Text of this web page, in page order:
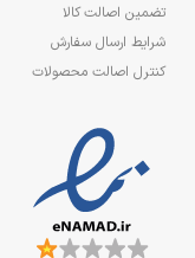
تضمین اصالت کالا
شرایط ارسال سفارش
کنترل اصالت محصولات